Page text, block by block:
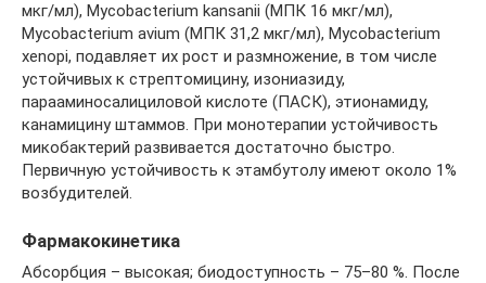
мкг/мл), Mycobacterium kansanii (МПК 16 мкг/мл),
Mycobacterium avium (МПК 31,2 мкг/мл), Mycobacterium
xenopi, подавляет их рост и размножение, в том числе
устойчивых к стрептомицину, изониазиду,
парааминосалициловой кислоте (ПАСК), этионамиду,
канамицину штаммов. При монотерапии устойчивость
микобактерий развивается достаточно быстро.
Первичную устойчивость к этамбутолу имеют около 1%
возбудителей.
Фармакокинетика
Абсорбция – высокая; биодоступность – 75–80 %. После